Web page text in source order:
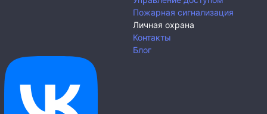
Пожарная сигнализация
Личная охрана
Контакты
Блог